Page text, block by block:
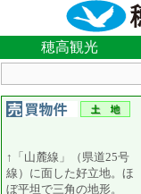
穂高観光
↑「山麓線」（県道25号
線）に面した好立地。ほ
ぼ平坦で三角の地形。